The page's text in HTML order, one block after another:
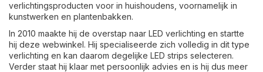
verlichtingsproducten voor in huishoudens, voornamelijk in
kunstwerken en plantenbakken.
In 2010 maakte hij de overstap naar LED verlichting en startte
hij deze webwinkel. Hij specialiseerde zich volledig in dit type
verlichting en kan daarom degelijke LED strips selecteren.
Verder staat hij klaar met persoonlijk advies en is hij dus meer